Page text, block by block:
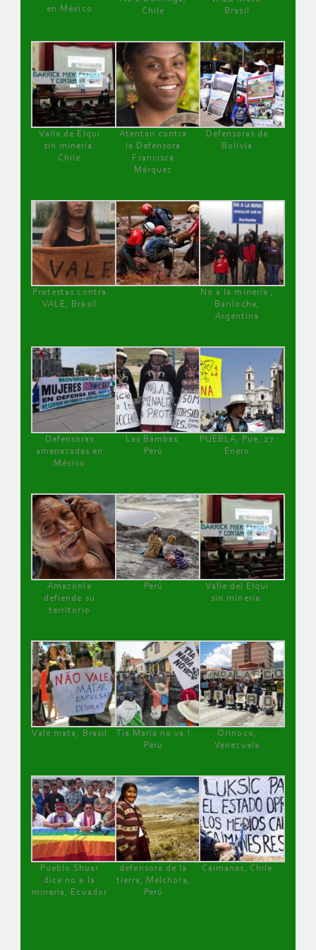
en México
Chile
Brasil
Valle de Elqui
sin minería.
Chile
Atentan contra
la Defensora
Francisca
Márquez
Defensoras de
Bolivia
Protestas contra
VALE, Brasil
No a la minería ,
Bariloche,
Argentina
Defensoras
amenazadas en
México
Las Bambas,
Perú
PUEBLA, Pue, 27
Enero
Amazonía
defiende su
territorio
Perú
Valle del Elqui
sin minería.
Vale mata, Brasil
Tía María no va !
Perú
Orinoco,
Venezuela
Pueblo Shuar
dice no a la
minería, Ecuador
defensora de la
tierra, Melchora,
Perú
Caimanes, Chile